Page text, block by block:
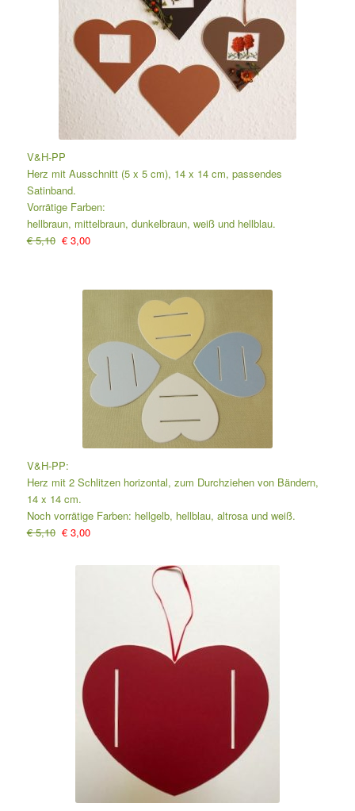
V&H-PP
Herz mit Ausschnitt (5 x 5 cm), 14 x 14 cm, passendes
Satinband.
Vorrätige Farben:
hellbraun, mittelbraun, dunkelbraun, weiß und hellblau.
€ 5,10 € 3,00
V&H-PP:
Herz mit 2 Schlitzen horizontal, zum Durchziehen von Bändern,
14 x 14 cm.
Noch vorrätige Farben: hellgelb, hellblau, altrosa und weiß.
€ 5,10 € 3,00